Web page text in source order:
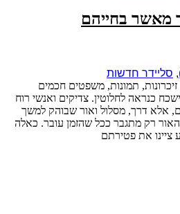
מאשר בחייהם
, סליידר חדשות
תמונות, משפטים חכמים
100 שנה הוא ישכח כנראה לחלוטין. צדיקים ואנשי רוח
אלא דרך, מסלול ואור שבוהק למשך
רק מתגבר ככל שהזמן עובר. כאלה
ציינו את פטירתם